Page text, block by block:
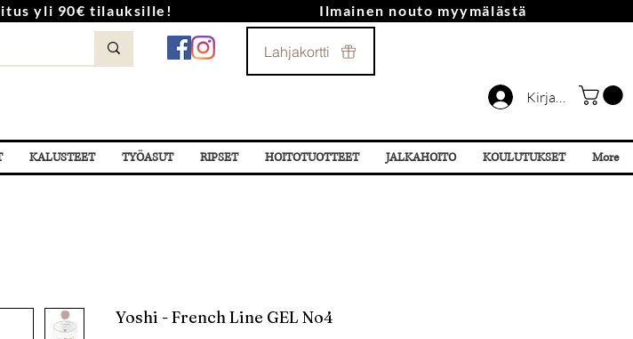
Kirjaudu
yli 90€ tilauksille! Ilmainen nouto myymälästä
Lahjakortti
KALUSTEET TYÖASUT RIPSET HOITOTUOTTEET JALKAHOITO KOULUTUKSET More
Yoshi - French Line GEL No4